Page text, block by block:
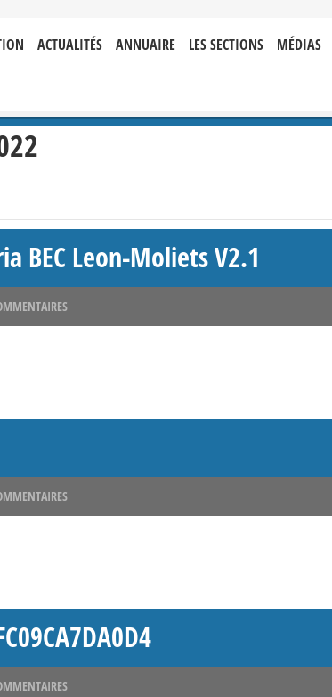
ACTUALITÉS ANNUAIRE LES SECTIONS MÉDIAS
BEC Leon-Moliets V2.1